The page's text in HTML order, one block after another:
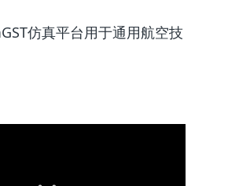
仿真平台用于通用航空技